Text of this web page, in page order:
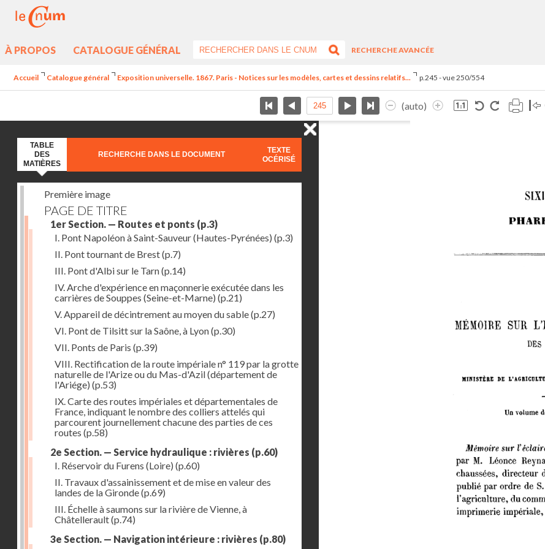
À PROPOS CATALOGUE GÉNÉRAL
RECHERCHE AVANCÉE
Accueil Catalogue général Exposition universelle. 1867. Paris - Notices sur les modèles, cartes et dessins relatifs... p.245 - vue 250/554
(auto)
TABLE
DES
MATIÈRES
RECHERCHE DANS LE DOCUMENT
TEXTE
OCÉRISÉ
Première image
PAGE DE TITRE
1er Section. — Routes et ponts (p.3)
I. Pont Napoléon à Saint-Sauveur (Hautes-Pyrénées) (p.3)
II. Pont tournant de Brest(p.7)
III. Pont d'Albi sur le Tarn(p.14)
IV. Arche d'expérience en maçonnerie exécutée dans les
carrières de Souppes (Seine-et-Marne) (p.21)
V. Appareil de décintrement au moyen du sable(p.27)
VI. Pont de Tilsitt sur la Saône, à Lyon(p.30)
VII. Ponts de Paris (p.39)
VIII. Rectification de la route impériale n° 119 par la grotte
naturelle de l'Arize ou du Mas-d'Azil (département de
l'Ariége) (p.53)
IX. Carte des routes impériales et départementales de
France, indiquant le nombre des colliers attelés qui
parcourent journellement chacune des parties de ces
routes (p.58)
2e Section. — Service hydraulique : rivières (p.60)
I. Réservoir du Furens (Loire) (p.60)
II. Travaux d'assainissement et de mise en valeur des
landes de la Gironde(p.69)
III. Échelle à saumons sur la rivière de Vienne, à
Châtellerault(p.74)
3e Section. — Navigation intérieure : rivières (p.80)